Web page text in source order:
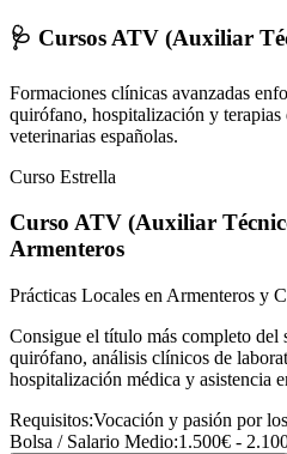
🩺 Cursos ATV (Auxiliar
Formaciones clínicas avanzadas
quirófano, hospitalización y
veterinarias españolas.
Curso Estrella
Curso ATV (Auxiliar
Armenteros
Prácticas Locales en Armenteros y
Consigue el título más completo del
quirófano, análisis clínicos de
hospitalización médica y asistencia
Requisitos:Vocación y pasión por
Bolsa / Salario Medio:1.500€ -